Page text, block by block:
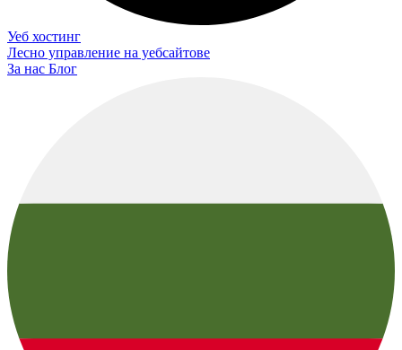
Уеб хостинг
Лесно управление на уебсайтове
За нас Блог